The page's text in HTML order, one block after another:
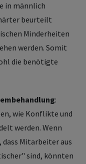
in männlich
beurteilt
Minderheiten
werden. Somit
die benötigte
:
wie Konflikte und
werden. Wenn
Mitarbeiter aus
sind, könnten